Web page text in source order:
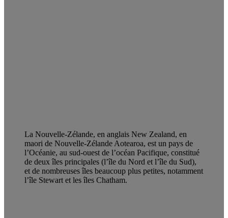
La Nouvelle-Zélande, en anglais New Zealand, en
maori de Nouvelle-Zélande Aotearoa, est un pays de
l’Océanie, au sud-ouest de l’océan Pacifique, constitué
de deux îles principales (l’île du Nord et l’île du Sud),
et de nombreuses îles beaucoup plus petites, notamment
l’île Stewart et les îles Chatham.